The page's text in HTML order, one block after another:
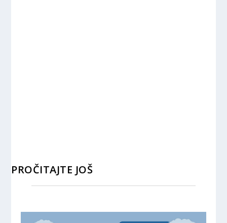
PROČITAJTE JOŠ